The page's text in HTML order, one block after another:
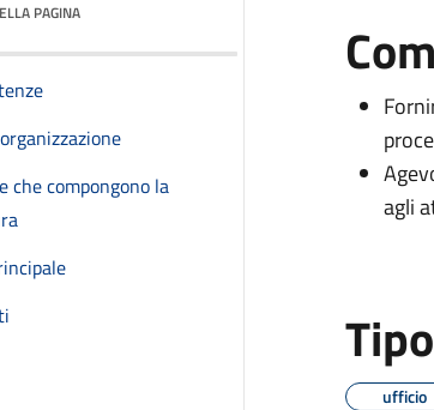
PAGINA
che compongono la
agli
ufficio